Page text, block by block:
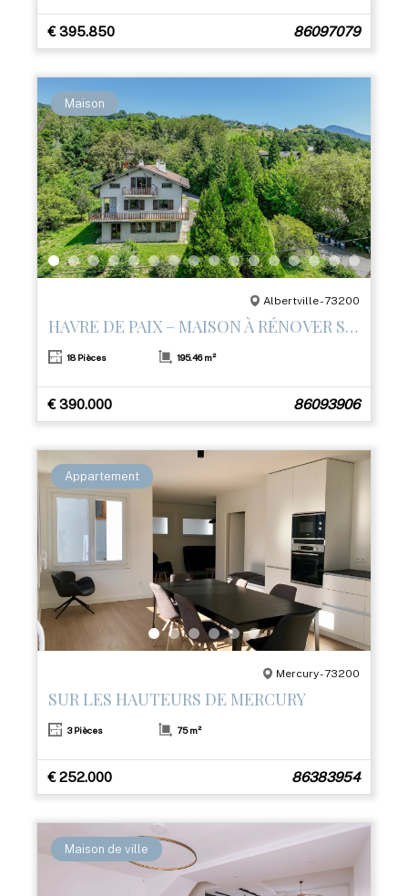
€ 395.850 86097079
Maison
Albertville - 73200
HAVRE DE PAIX – MAISON À RÉNOVER SUR LES HAUTEURS D’ALBERTVILLE
18 Pièces 195.46 m²
€ 390.000 86093906
Appartement
Mercury - 73200
SUR LES HAUTEURS DE MERCURY
3 Pièces 75 m²
€ 252.000 86383954
Maison de ville